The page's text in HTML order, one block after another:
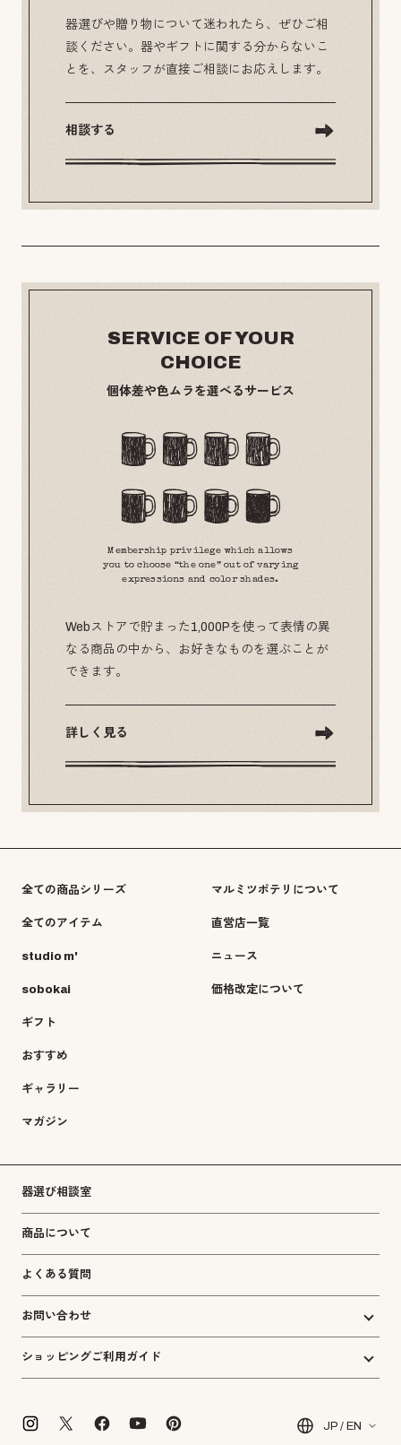
器選びや贈り物について迷われたら、ぜひご相
談ください。器やギフトに関する分からないこ
とを、スタッフが直接ご相談にお応えします。
相談する
SERVICE OF YOUR
CHOICE
個体差や色ムラを選べるサービス
Membership privilege which allows
you to choose “the one” out of varying
expressions and color shades.
Webストアで貯まった1,000Pを使って表情の異
なる商品の中から、お好きなものを選ぶことが
できます。
詳しく見る
全ての商品シリーズ
全てのアイテム
studio m'
sobokai
ギフト
おすすめ
ギャラリー
マガジン
マルミツポテリについて
直営店一覧
ニュース
価格改定について
器選び相談室
商品について
よくある質問
お問い合わせ
ショッピングご利用ガイド
JP / EN